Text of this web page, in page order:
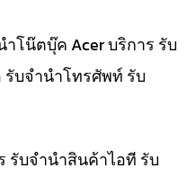
โน๊ตบุ๊ค Acer บริการ รับ
บจำนำโทรศัพท์ รับ
รับจำนำสินค้าไอที รับ